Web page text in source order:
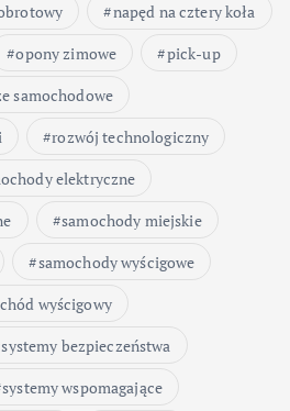
napęd na cztery koła
opony zimowe
pick-up
samochodowe
rozwój technologiczny
elektryczne
samochody miejskie
samochody wyścigowe
wyścigowy
systemy bezpieczeństwa
systemy wspomagające